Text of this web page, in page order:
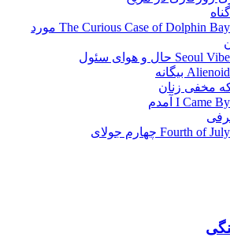
دانلود فیلم The Curious Case of Dolphin Bay 2022 مورد
مخفی زنان